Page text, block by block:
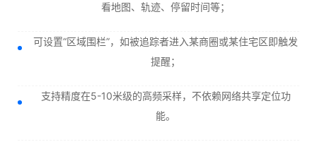
看地图、轨迹、停留时间等；
可设置“区域围栏”，如被追踪者进入某商圈或某住宅区即触发
提醒；
支持精度在5-10米级的高频采样，不依赖网络共享定位功
能。